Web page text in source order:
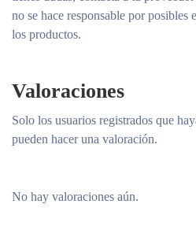
no se hace responsable por posibles
los productos.
Valoraciones
No hay valoraciones aún.
Solo los usuarios registrados que
pueden hacer una valoración.